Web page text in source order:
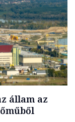
állam az